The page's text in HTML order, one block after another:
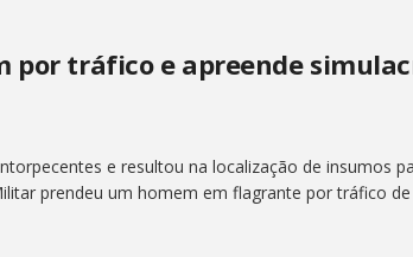
por tráfico e apreende
e resultou na localização de insumos
prendeu um homem em flagrante por tráfico